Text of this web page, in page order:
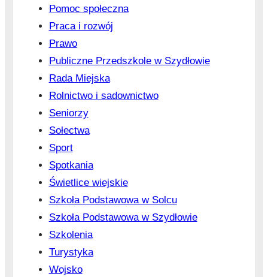
Pomoc społeczna
Praca i rozwój
Prawo
Publiczne Przedszkole w Szydłowie
Rada Miejska
Rolnictwo i sadownictwo
Seniorzy
Sołectwa
Sport
Spotkania
Świetlice wiejskie
Szkoła Podstawowa w Solcu
Szkoła Podstawowa w Szydłowie
Szkolenia
Turystyka
Wojsko